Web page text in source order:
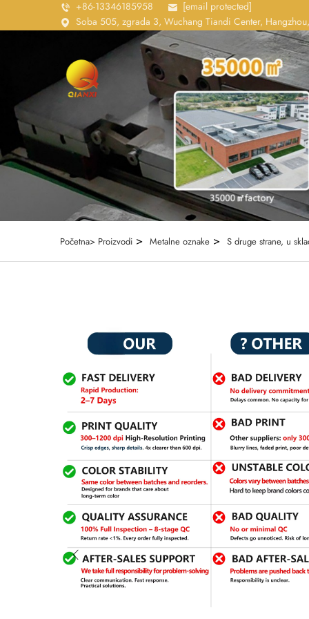
+86-13346185958
[email protected]
Soba 505, zgrada 3, Wuchang Tiandi Center,
Početna> Proizvodi > Metalne oznake > S druge strane, u